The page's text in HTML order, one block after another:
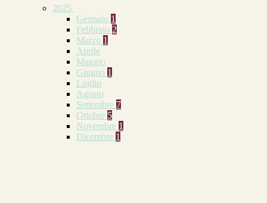
2025
Gennaio 1
Febbraio 2
Marzo 1
Aprile
Maggio
Giugno 1
Luglio
Agosto
Settembre 7
Ottobre 5
Novembre 1
Dicembre 1